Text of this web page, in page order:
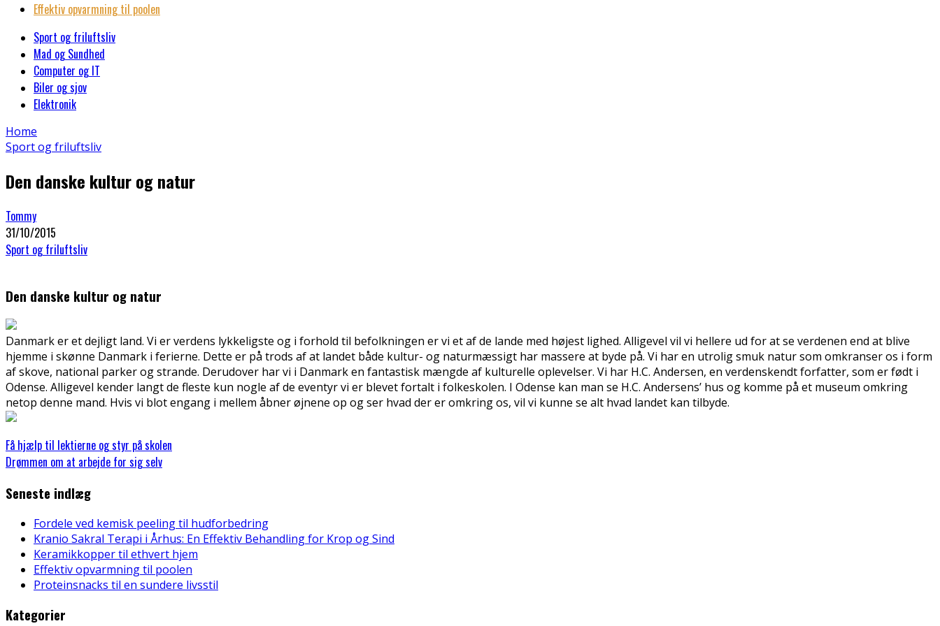
Effektiv opvarmning til poolen
Sport og friluftsliv
Mad og Sundhed
Computer og IT
Biler og sjov
Elektronik
Home
Sport og friluftsliv
Den danske kultur og natur
Tommy
31/10/2015
Sport og friluftsliv
Den danske kultur og natur
Danmark er et dejligt land. Vi er verdens lykkeligste og i forhold til befolkningen er vi et af de lande med højest lighed. Alligevel vil vi hellere ud for at se verdenen end at blive
hjemme i skønne Danmark i ferierne. Dette er på trods af at landet både kultur- og naturmæssigt har massere at byde på. Vi har en utrolig smuk natur som omkranser os i form
af skove, national parker og strande. Derudover har vi i Danmark en fantastisk mængde af kulturelle oplevelser. Vi har H.C. Andersen, en verdenskendt forfatter, som er født i
Odense. Alligevel kender langt de fleste kun nogle af de eventyr vi er blevet fortalt i folkeskolen. I Odense kan man se H.C. Andersens’ hus og komme på et museum omkring
netop denne mand. Hvis vi blot engang i mellem åbner øjnene op og ser hvad der er omkring os, vil vi kunne se alt hvad landet kan tilbyde.
Få hjælp til lektierne og styr på skolen
Drømmen om at arbejde for sig selv
Seneste indlæg
Fordele ved kemisk peeling til hudforbedring
Kranio Sakral Terapi i Århus: En Effektiv Behandling for Krop og Sind
Keramikkopper til ethvert hjem
Effektiv opvarmning til poolen
Proteinsnacks til en sundere livsstil
Kategorier